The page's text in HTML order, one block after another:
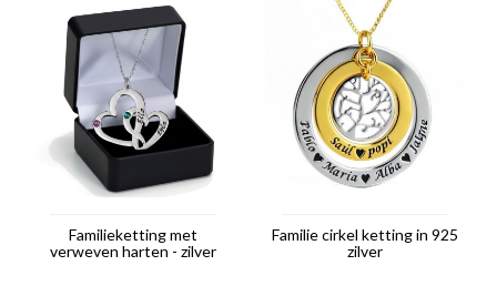
Familieketting met
verweven harten - zilver
Familie cirkel ketting in 925
zilver